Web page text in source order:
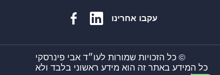
עקבו אחרינו
© כל הזכויות שמורות לעו״ד אבי פינרסקי
כל המידע באתר זה הוא מידע ראשוני בלבד ולא